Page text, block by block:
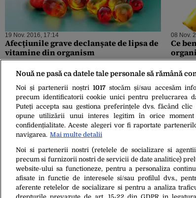
19 Nov. 2016, 17:14
Afecțiunile grave declanșate de lipsa de
vitamine din organism
08 Nov.
Ce
11 Oct. 2016, 19:41
11 beneficii pentru organism ale
consumului de bere
Nouă ne pasă ca datele tale personale să rămână
Noi și partenerii noștri 1017stocăm și/sau accesăm
precum identificatorii cookie unici pentru prelucrarea
Puteți accepta sau gestiona preferințele dvs. făcând
opune utilizării unui interes legitim în orice
confidențialitate. Aceste alegeri vor fi raportate
navigarea. Mai multe detalii
Noi si partenerii nostri (retelele de socializare si
precum si furnizorii nostri de servicii de date analitice)
website-ului sa functioneze, pentru a personaliza
afisate in functie de interesele si/sau profilul dvs.,
aferente retelelor de socializare si pentru a analiza